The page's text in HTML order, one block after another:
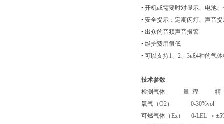
• 开机或需要时对显示、电池
• 安全提示：定期闪灯、声音
• 出众的音频声音报警
• 维护费用很低
• 可以支持1、2、3或4种的气
技术参数
检测气体 量 程 精
氧气（O2） 0-30%vol
可燃气体（Ex） 0-LEL ＜